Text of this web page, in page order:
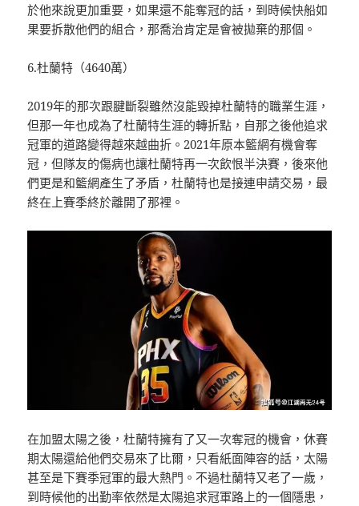
於他來說更加重要，如果還不能奪冠的話，到時候快船如
果要拆散他們的組合，那喬治肯定是會被拋棄的那個。
6.杜蘭特（4640萬）
2019年的那次跟腱斷裂雖然沒能毀掉杜蘭特的職業生涯，
但那一年也成為了杜蘭特生涯的轉折點，自那之後他追求
冠軍的道路變得越來越曲折。2021年原本籃網有機會奪
冠，但隊友的傷病也讓杜蘭特再一次飲恨半決賽，後來他
們更是和籃網產生了矛盾，杜蘭特也是接連申請交易，最
終在上賽季終於離開了那裡。
在加盟太陽之後，杜蘭特擁有了又一次奪冠的機會，休賽
期太陽還給他們交易來了比爾，只看紙面陣容的話，太陽
甚至是下賽季冠軍的最大熱門。不過杜蘭特又老了一歲，
到時候他的出勤率依然是太陽追求冠軍路上的一個隱患，